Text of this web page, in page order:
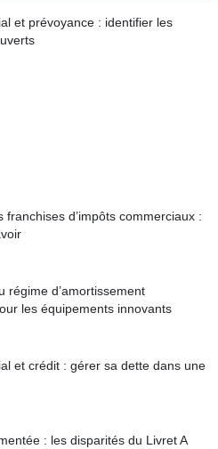
et prévoyance : identifier les
franchises d’impôts commerciaux :
régime d’amortissement
les équipements innovants
et crédit : gérer sa dette dans une
: les disparités du Livret A